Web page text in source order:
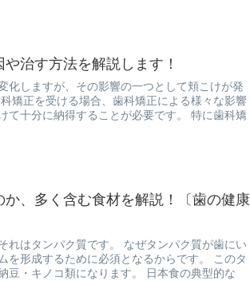
治す方法を解説します！
化しますが、その影響の一つとして頬こけが発
矯正を受ける場合、歯科矯正による様々な影響
て十分に納得することが必要です。 特に歯科矯
、多く含む食材を解説！〔歯の健康
れはタンパク質です。 なぜタンパク質が歯にい
を形成するために必須となるからです。 このタ
豆・キノコ類になります。 日本食の典型的な